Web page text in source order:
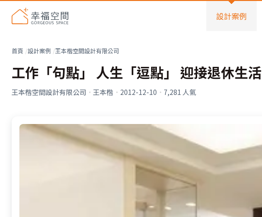
設計案例
首頁 設計案例 王本楷空間設計有限公司
工作「句點」 人生「逗點」 迎接退休生活
王本楷空間設計有限公司 · 王本楷 · 2012-12-10 · 7,281 人氣